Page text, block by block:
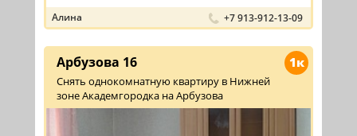
Алина +7 913-912-13-09
1к
Арбузова 16
Снять однокомнатную квартиру в Нижней
зоне Академгородка на Арбузова